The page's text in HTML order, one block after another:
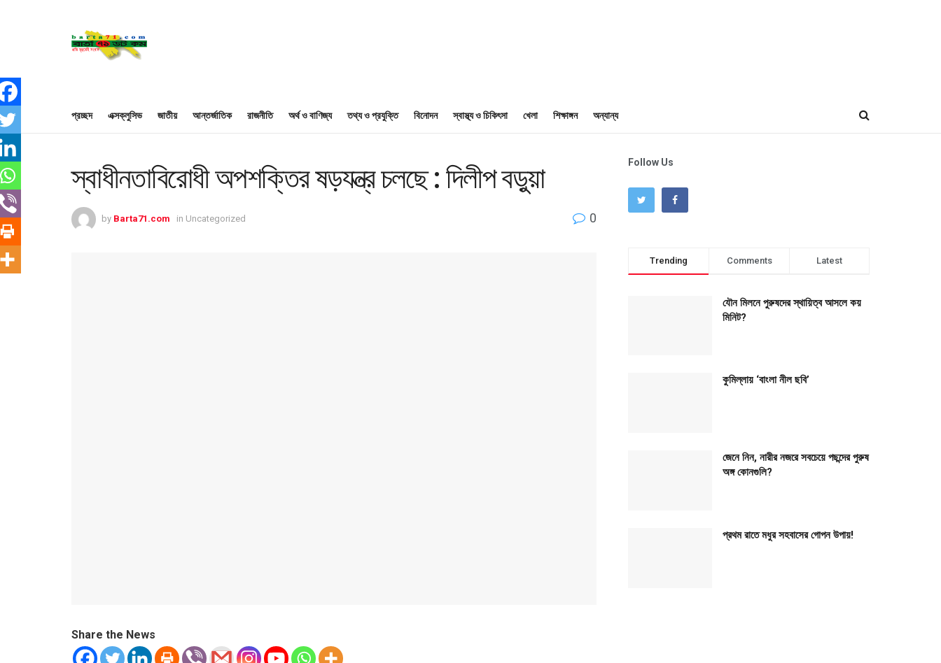
প্রচ্ছদ এক্সক্লুসিভ জাতীয় আন্তর্জাতিক রাজনীতি অর্থ ও বাণিজ্য তথ্য ও প্রযুক্তি বিনোদন স্বাস্থ্য ও চিকিৎসা খেলা শিক্ষাঙ্গন অন্যান্য
স্বাধীনতাবিরোধী অপশক্তির ষড়যন্ত্র চলছে : দিলীপ বড়ুয়া
by Barta71.com in Uncategorized 0
Share the News
Follow Us
Trending Comments Latest
যৌন মিলনে পুরুষদের স্থায়িত্ব আসলে কয়
মিনিট?
কুমিল্লায় ‘বাংলা নীল ছবি’
জেনে নিন, নারীর নজরে সবচেয়ে পছন্দের পুরুষ
অঙ্গ কোনগুলি?
প্রথম রাতে মধুর সহবাসের গোপন উপায়!